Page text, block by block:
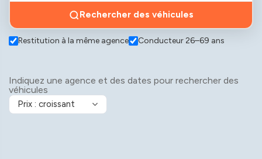
Rechercher des véhicules
Restitution à la même agence Conducteur 26–69 ans
Indiquez une agence et des dates pour rechercher des
véhicules